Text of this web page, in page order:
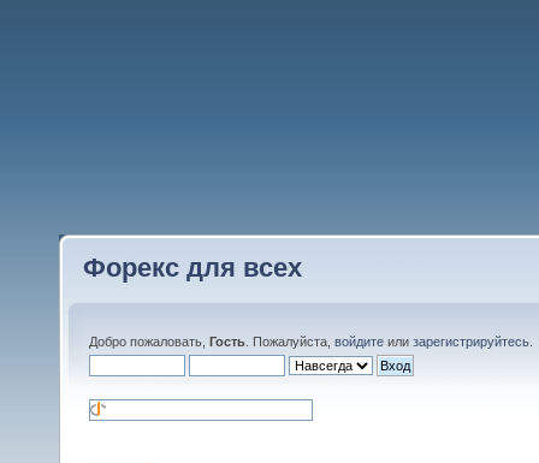
Форекс для всех
Добро пожаловать, Гость . Пожалуйста, войдите или зарегистрируйтесь